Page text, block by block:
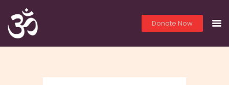
Donate Now
THE OM TEMPLE
HOME